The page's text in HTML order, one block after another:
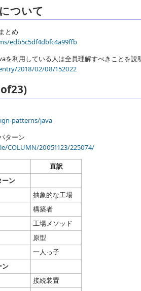
ついて
とめ
edb5c5df4dbfc4a99ffb
を利用している人は全員理解すべきことを説
2018/02/08/152022
patterns/java
ターン
COLUMN/20051123/225074/
直訳
ーン
抽象的な工場
構築者
工場メソッド
原型
一人っ子
ン
接続装置